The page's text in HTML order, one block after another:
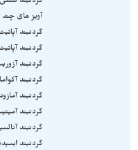
آویز های
گردنبند
گردنبند
گردنبند
گردنبند
گردنبند
گردنبند
گردنبند
گردنبند